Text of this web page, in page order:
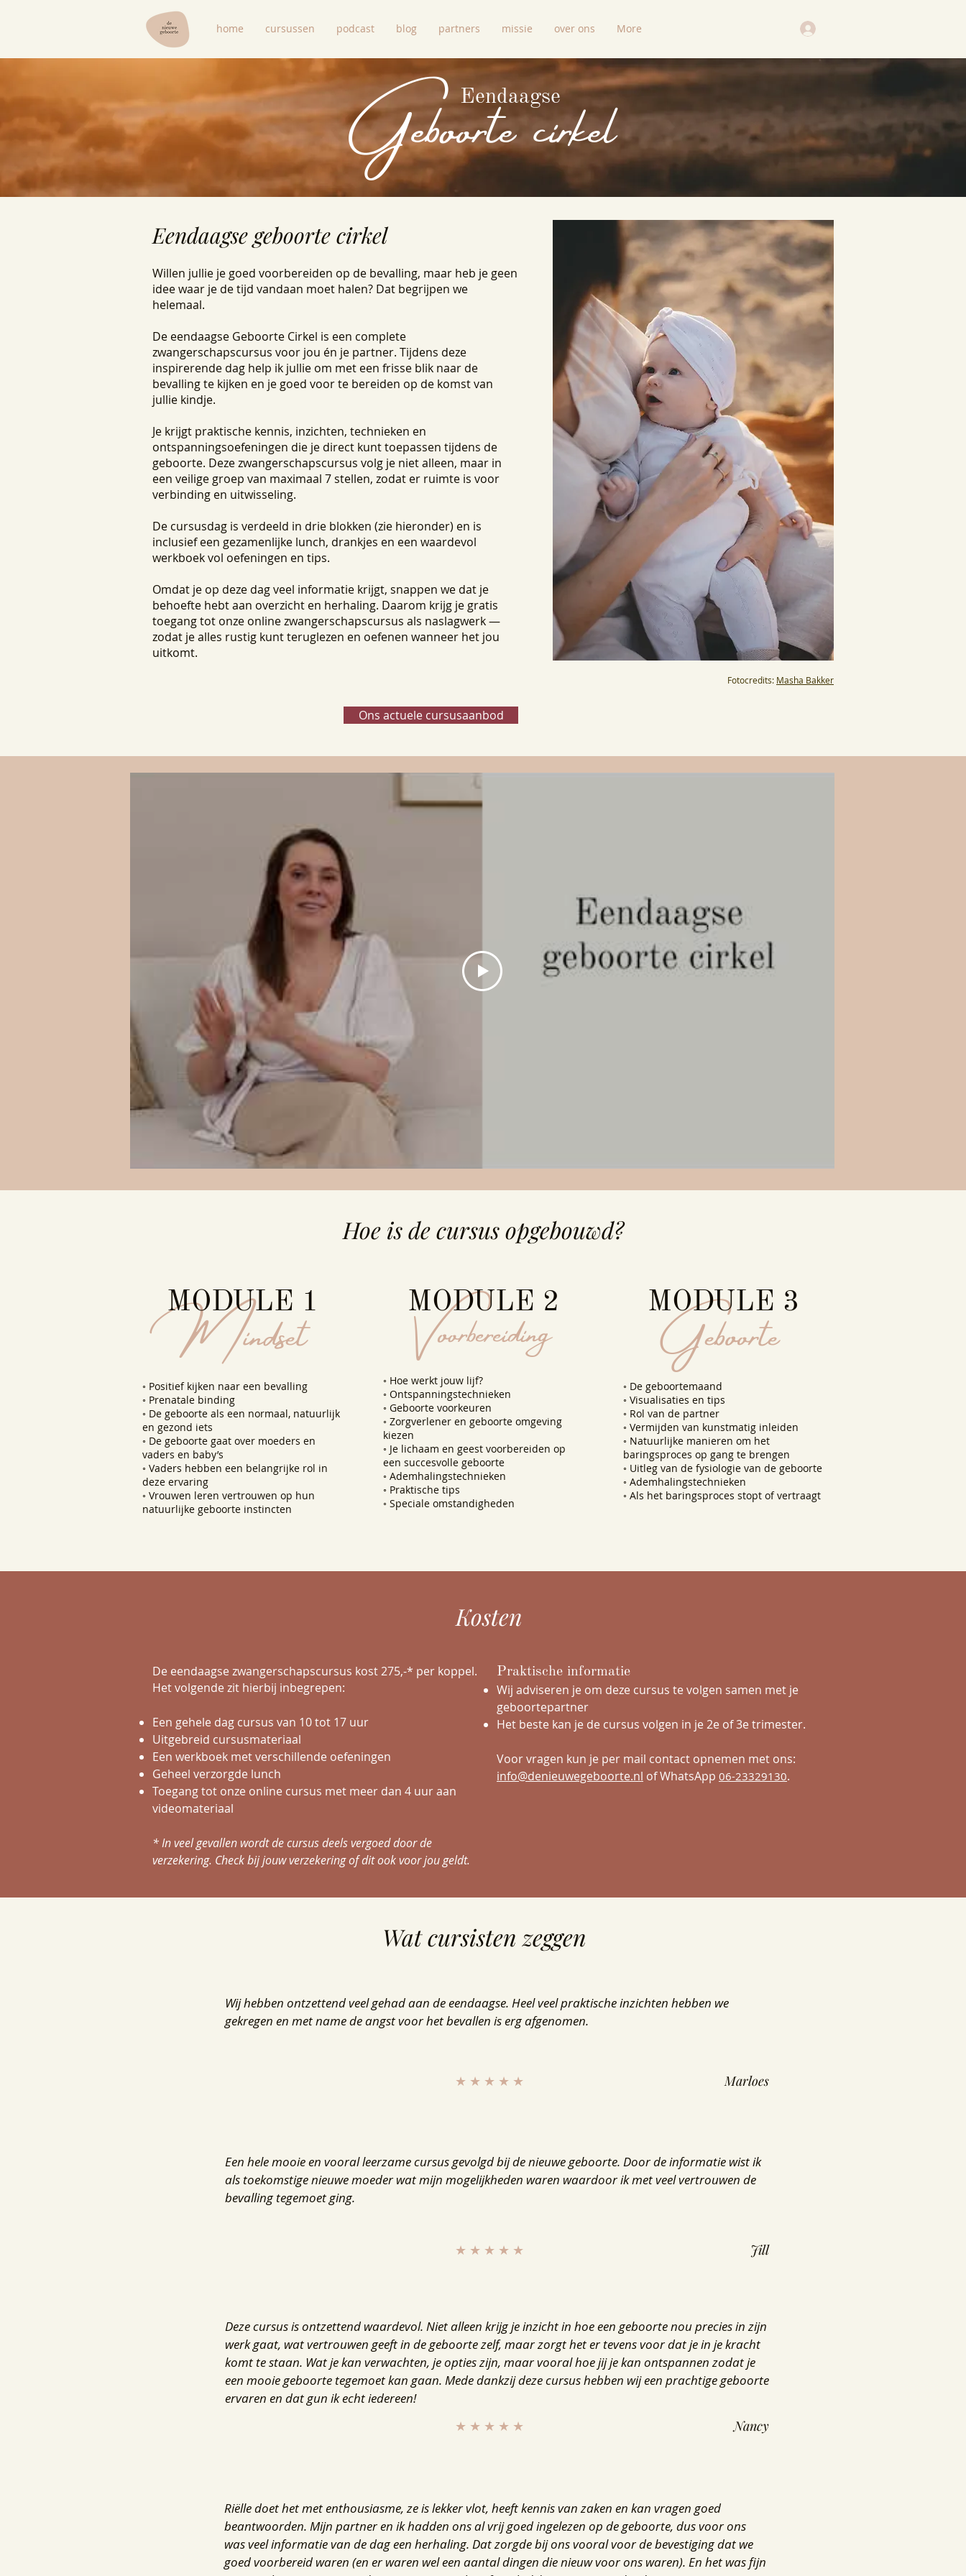
home cursussen podcast blog partners missie over ons More
Geboorte cirkel
Eendaagse
Eendaagse geboorte cirkel
Willen jullie je goed voorbereiden op de bevalling, maar heb je geen
idee waar je de tijd vandaan moet halen? Dat begrijpen we
helemaal.
De eendaagse Geboorte Cirkel is een complete
zwangerschapscursus voor jou én je partner. Tijdens deze
inspirerende dag help ik jullie om met een frisse blik naar de
bevalling te kijken en je goed voor te bereiden op de komst van
jullie kindje.
Je krijgt praktische kennis, inzichten, technieken en
ontspanningsoefeningen die je direct kunt toepassen tijdens de
geboorte. Deze zwangerschapscursus volg je niet alleen, maar in
een veilige groep van maximaal 7 stellen, zodat er ruimte is voor
verbinding en uitwisseling.
De cursusdag is verdeeld in drie blokken (zie hieronder) en is
inclusief een gezamenlijke lunch, drankjes en een waardevol
werkboek vol oefeningen en tips.
Omdat je op deze dag veel informatie krijgt, snappen we dat je
behoefte hebt aan overzicht en herhaling. Daarom krijg je gratis
toegang tot onze online zwangerschapscursus als naslagwerk —
zodat je alles rustig kunt teruglezen en oefenen wanneer het jou
uitkomt.
Fotocredits: Masha Bakker
Ons actuele cursusaanbod
Hoe is de cursus opgebouwd?
Mindset
MODULE 1
◦ Positief kijken naar een bevalling
◦ Prenatale binding
◦ De geboorte als een normaal, natuurlijk
en gezond iets
◦ De geboorte gaat over moeders en
vaders en baby’s
◦ Vaders hebben een belangrijke rol in
deze ervaring
◦ Vrouwen leren vertrouwen op hun
natuurlijke geboorte instincten
Voorbereiding
MODULE 2
◦ Hoe werkt jouw lijf?
◦ Ontspanningstechnieken
◦ Geboorte voorkeuren
◦ Zorgverlener en geboorte omgeving
kiezen
◦ Je lichaam en geest voorbereiden op
een succesvolle geboorte
◦ Ademhalingstechnieken
◦ Praktische tips
◦ Speciale omstandigheden
Geboorte
MODULE 3
◦ De geboortemaand
◦ Visualisaties en tips
◦ Rol van de partner
◦ Vermijden van kunstmatig inleiden
◦ Natuurlijke manieren om het
baringsproces op gang te brengen
◦ Uitleg van de fysiologie van de geboorte
◦ Ademhalingstechnieken
◦ Als het baringsproces stopt of vertraagt
Kosten
De eendaagse zwangerschapscursus kost 275,-* per koppel.
Het volgende zit hierbij inbegrepen:
Een gehele dag cursus van 10 tot 17 uur
Uitgebreid cursusmateriaal
Een werkboek met verschillende oefeningen
Geheel verzorgde lunch
Toegang tot onze online cursus met meer dan 4 uur aan
videomateriaal
* In veel gevallen wordt de cursus deels vergoed door de
verzekering. Check bij jouw verzekering of dit ook voor jou geldt.
Praktische informatie
Wij adviseren je om deze cursus te volgen samen met je
geboortepartner
Het beste kan je de cursus volgen in je 2e of 3e trimester.
Voor vragen kun je per mail contact opnemen met ons:
info@denieuwegeboorte.nl of WhatsApp 06-23329130.
Wat cursisten zeggen
Wij hebben ontzettend veel gehad aan de eendaagse. Heel veel praktische inzichten hebben we
gekregen en met name de angst voor het bevallen is erg afgenomen.
★ ★ ★ ★ ★ Marloes
Een hele mooie en vooral leerzame cursus gevolgd bij de nieuwe geboorte. Door de informatie wist ik
als toekomstige nieuwe moeder wat mijn mogelijkheden waren waardoor ik met veel vertrouwen de
bevalling tegemoet ging.
★ ★ ★ ★ ★ Jill
Deze cursus is ontzettend waardevol. Niet alleen krijg je inzicht in hoe een geboorte nou precies in zijn
werk gaat, wat vertrouwen geeft in de geboorte zelf, maar zorgt het er tevens voor dat je in je kracht
komt te staan. Wat je kan verwachten, je opties zijn, maar vooral hoe jij je kan ontspannen zodat je
een mooie geboorte tegemoet kan gaan. Mede dankzij deze cursus hebben wij een prachtige geboorte
ervaren en dat gun ik echt iedereen!
★ ★ ★ ★ ★ Nancy
Riëlle doet het met enthousiasme, ze is lekker vlot, heeft kennis van zaken en kan vragen goed
beantwoorden. Mijn partner en ik hadden ons al vrij goed ingelezen op de geboorte, dus voor ons
was veel informatie van de dag een herhaling. Dat zorgde bij ons vooral voor de bevestiging dat we
goed voorbereid waren (en er waren wel een aantal dingen die nieuw voor ons waren). En het was fijn